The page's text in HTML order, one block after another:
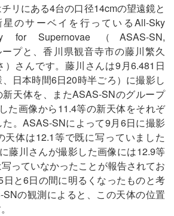
リにある4台の口径14cmの望遠鏡と
のサーベイを行っているAll-Sky
for Supernovae（ASAS-SN,
プと、香川県観音寺市の藤川繁久
）さんです。藤川さんは9月6.481日
、日本時間6日20時半ごろ）に撮影し
天体を、またASAS-SNのグループ
た画像から11.4等の新天体をそれぞ
。ASAS-SNによって9月6日に撮影
天体は12.1等で既に写っていました
藤川さんが撮影した画像には12.9等
っていなかったことが報告されてお
日と6日の間に明るくなったものと考
SNの観測によると、この天体の位置